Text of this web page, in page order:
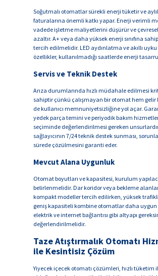
Soğutmalı otomatlar sürekli enerji tüketir ve
faturalarına önemli katkı yapar. Enerji verimli
vadede işletme maliyetlerini düşürür ve
azaltır. A+ veya daha yüksek enerji sınıfına
tercih edilmelidir. LED aydınlatma ve akıllı
özellikler, kullanılmadığı saatlerde enerji
Servis ve Teknik Destek
Arıza durumlarında hızlı müdahale edilmesi
sahiptir çünkü çalışmayan bir otomat hem gelir
de kullanıcı memnuniyetsizliğine yol açar.
yedek parça temini ve periyodik bakım
seçiminde değerlendirilmesi gereken
sağlayıcının 7/24 teknik destek sunması,
sürede çözülmesini garanti eder.
Mevcut Alana Uygunluk
Otomat boyutları ve kapasitesi, kurulum
belirlenmelidir. Dar koridor veya bekleme
kompakt modeller tercih edilirken, yüksek
geniş kapasiteli kombine otomatlar daha uygun
elektrik ve internet bağlantısı gibi altyapı
değerlendirilmelidir.
Taze Atıştırmalık Otomatı
ile Kesintisiz Çözüm
Yiyecek içecek otomatı çözümleri, hızlı tüketim